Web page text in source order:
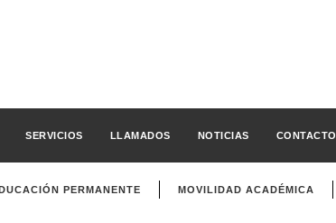
SERVICIOS LLAMADOS NOTICIAS CONTACTO
PERMANENTE MOVILIDAD ACADÉMICA